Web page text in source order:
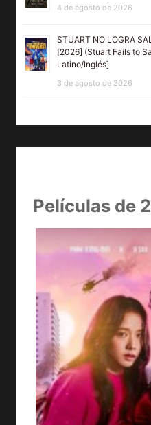
4 de agosto de 2026
STUART NO LOGRA
[2026] (Stuart Fails to
Latino/Inglés]
3 de agosto de 2026
Películas de